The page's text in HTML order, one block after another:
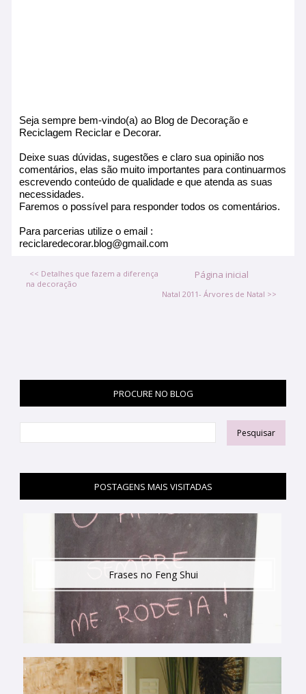
Seja sempre bem-vindo(a) ao Blog de Decoração e
Reciclagem Reciclar e Decorar.
Deixe suas dúvidas, sugestões e claro sua opinião nos
comentários, elas são muito importantes para continuarmos
escrevendo conteúdo de qualidade e que atenda as suas
necessidades.
Faremos o possível para responder todos os comentários.
Para parcerias utilize o email :
reciclaredecorar.blog@gmail.com
<< Detalhes que fazem a diferença
na decoração
Natal 2011- Árvores de Natal >>
Página inicial
PROCURE NO BLOG
POSTAGENS MAIS VISITADAS
Frases no Feng Shui